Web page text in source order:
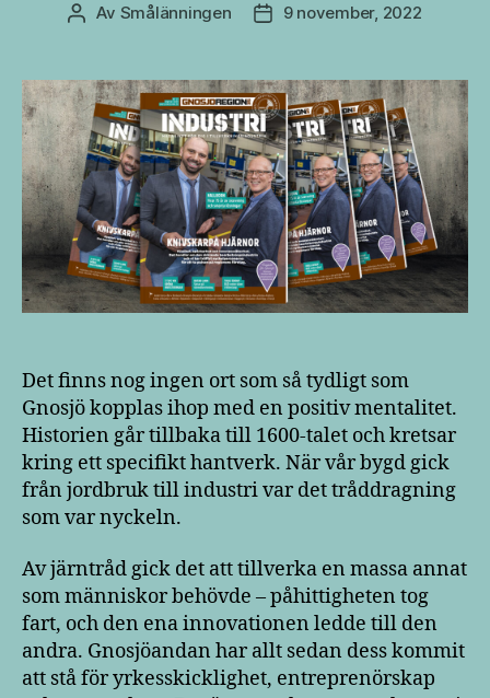
Inläggsförfattare
Av Smålänningen Inläggsdatum
9 november, 2022
Det finns nog ingen ort som så tydligt som
Gnosjö kopplas ihop med en positiv mentalitet.
Historien går tillbaka till 1600-talet och kretsar
kring ett specifikt hantverk. När vår bygd gick
från jordbruk till industri var det tråddragning
som var nyckeln.
Av järntråd gick det att tillverka en massa annat
som människor behövde – påhittigheten tog
fart, och den ena innovationen ledde till den
andra. Gnosjöandan har allt sedan dess kommit
att stå för yrkesskicklighet, entreprenörskap